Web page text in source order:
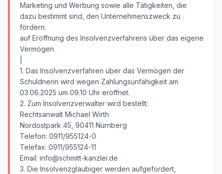
Marketing und Werbung sowie alle Tätigkeiten, die
dazu bestimmt sind, den Unternehmenszweck zu
fördern.
auf Eröffnung des Insolvenzverfahrens über das eigene
Vermögen
1. Das Insolvenzverfahren über das Vermögen der
Schuldnerin wird wegen Zahlungsunfähigkeit am
03.06.2025 um 09.10 Uhr eröffnet.
2. Zum Insolvenzverwalter wird bestellt:
Rechtsanwalt Michael Wirth
Nordostpark 45, 90411 Nürnberg
Telefon: 0911/955124-0
Telefax: 0911/955124-11
Email: info@schmitt-kanzlei.de
3. Die Insolvenzgläubiger werden aufgefordert,